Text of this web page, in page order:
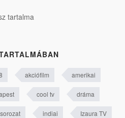
tartalma
akciófilm amerikai
cool tv dráma
indiai Izaura TV